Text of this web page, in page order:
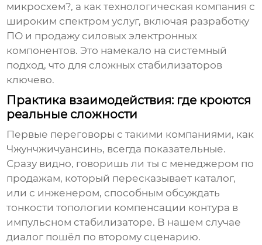
микросхем?, а как технологическая компания с
широким спектром услуг, включая разработку
ПО и продажу силовых электронных
компонентов. Это намекало на системный
подход, что для сложных стабилизаторов
ключево.
Практика взаимодействия: где кроются
реальные сложности
Первые переговоры с такими компаниями, как
Чжунчжичуансинь, всегда показательные.
Сразу видно, говоришь ли ты с менеджером по
продажам, который пересказывает каталог,
или с инженером, способным обсуждать
тонкости топологии компенсации контура в
импульсном стабилизаторе. В нашем случае
диалог пошёл по второму сценарию.